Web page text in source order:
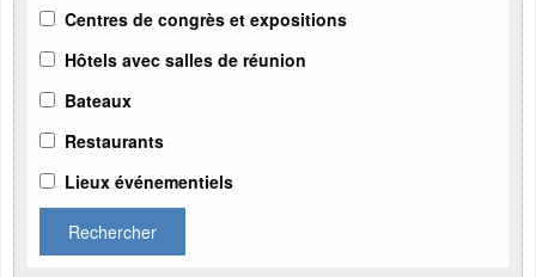
Centres de congrès et expositions
Hôtels avec salles de réunion
Bateaux
Restaurants
Lieux événementiels
Rechercher